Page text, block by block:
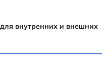
внутренних и внешних